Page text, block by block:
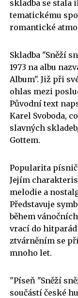
skladba se stala
tematickému
romantické
Skladba "Sněží
1973 na albu
Album". Již při
ohlas mezi
Původní text
Karel Svoboda,
slavných
Gottem.
Popularita
Jejím
melodie a
Představuje
během
vrací do
ztvárněním se
mnoho let.
"Píseň "Sněží
součástí české